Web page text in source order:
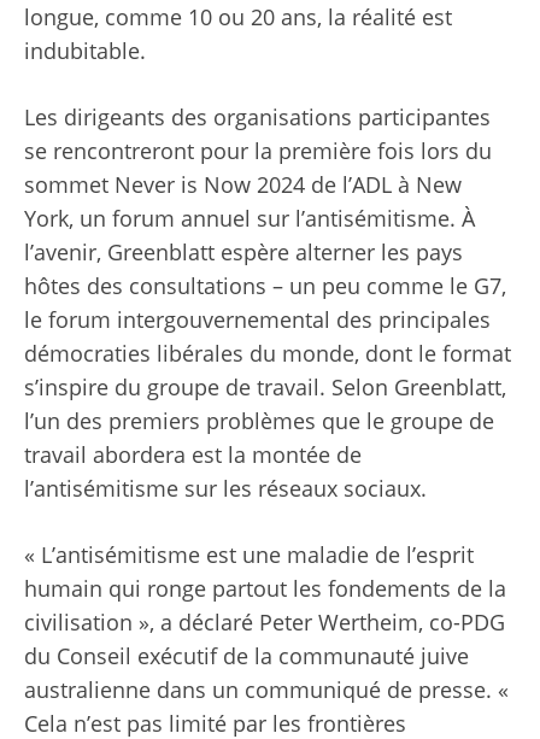
longue, comme 10 ou 20 ans, la réalité est
indubitable.
Les dirigeants des organisations participantes
se rencontreront pour la première fois lors du
sommet Never is Now 2024 de l’ADL à New
York, un forum annuel sur l’antisémitisme. À
l’avenir, Greenblatt espère alterner les pays
hôtes des consultations – un peu comme le G7,
le forum intergouvernemental des principales
démocraties libérales du monde, dont le format
s’inspire du groupe de travail. Selon Greenblatt,
l’un des premiers problèmes que le groupe de
travail abordera est la montée de
l’antisémitisme sur les réseaux sociaux.
« L’antisémitisme est une maladie de l’esprit
humain qui ronge partout les fondements de la
civilisation », a déclaré Peter Wertheim, co-PDG
du Conseil exécutif de la communauté juive
australienne dans un communiqué de presse. «
Cela n’est pas limité par les frontières